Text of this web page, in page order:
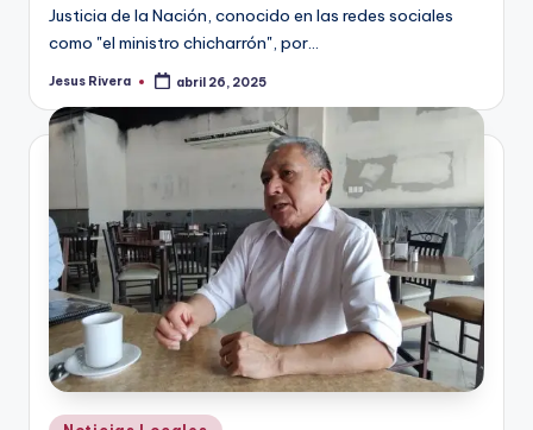
Justicia de la Nación, conocido en las redes sociales
como "el ministro chicharrón", por…
Publicado
Jesus Rivera abril 26, 2025